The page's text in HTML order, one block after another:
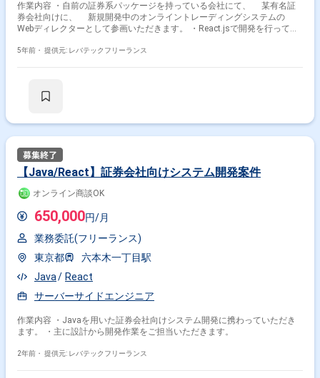
作業内容 ・自前の証券系パッケージを持っている会社にて、 某有名証
券会社向けに、 新規開発中のオンライントレーディングシステムの
Webディレクターとして参画いただきます。 ・React.jsで開発を行ってい
いただきます。 ・ご経験及びタイミング、ご意向に応じて 証券会社の
5年前・ 提供元: レバテックフリーランス
【Java/React】証券会社向けシステム開発案件
オンライン商談OK
650,000円/月
業務委託(フリーランス)
東京都
六本木一丁目駅
Java
React
サーバーサイドエンジニア
作業内容 ・Javaを用いた証券会社向けシステム開発に携わっていただき
ます。 ・主に設計から開発作業をご担当いただきます。
2年前・ 提供元: レバテックフリーランス